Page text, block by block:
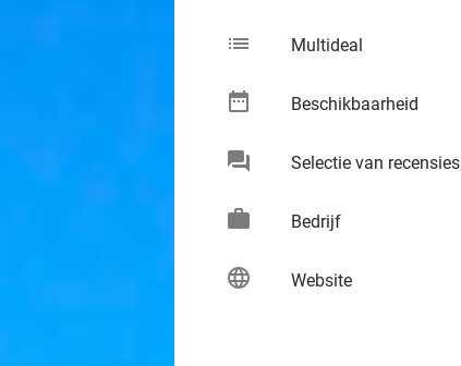
list Multideal
date_range Beschikbaarheid
chat Selectie van recensies
work Bedrijf
language Website